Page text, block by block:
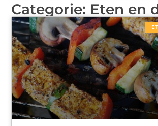
Categorie: Eten en